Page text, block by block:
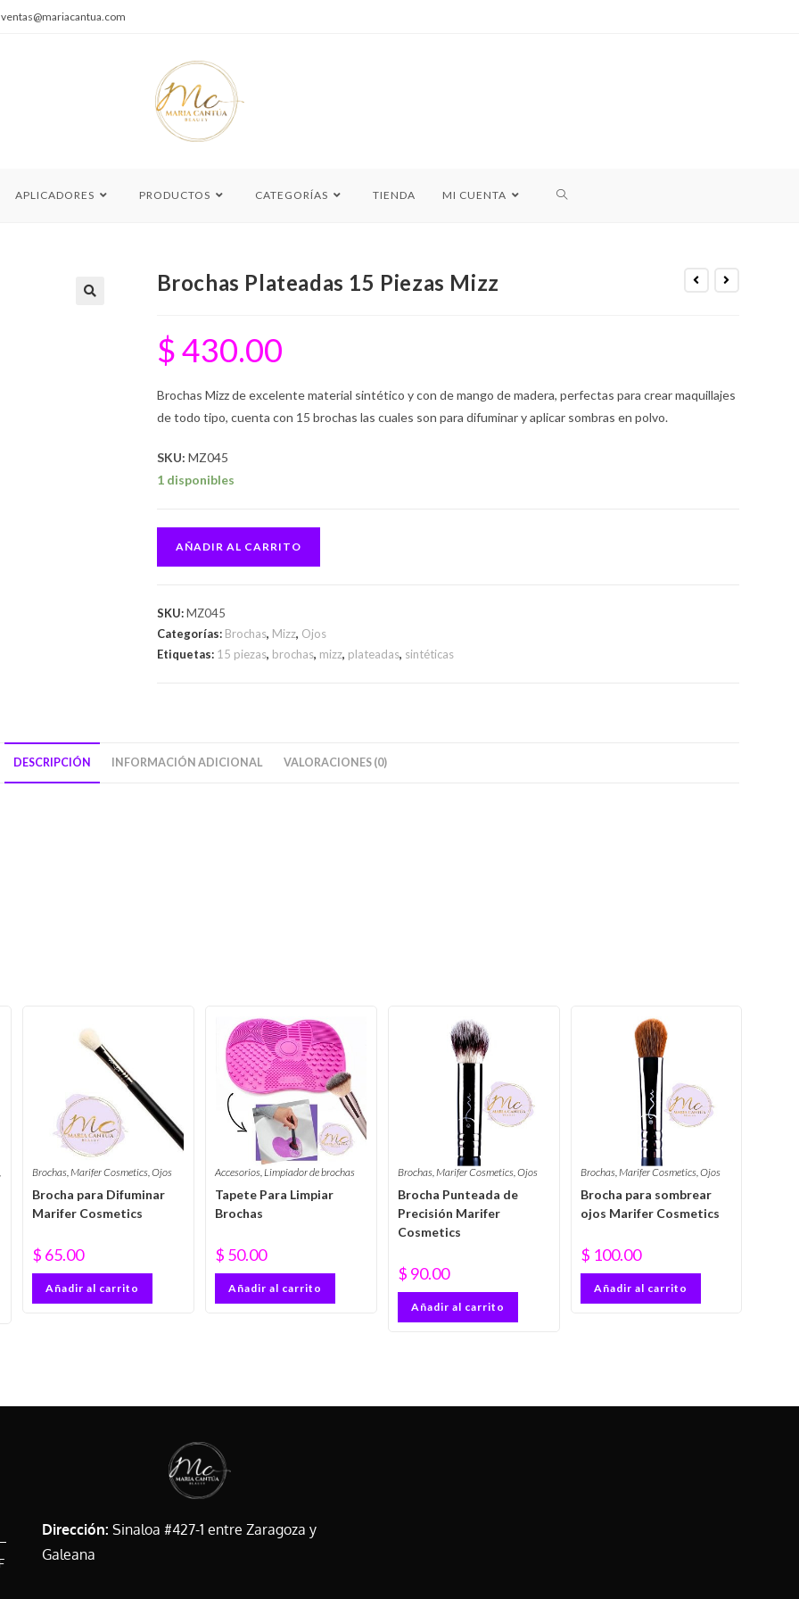
ventas@mariacantua.com
APLICADORES PRODUCTOS CATEGORÍAS TIENDA MI CUENTA
Brochas Plateadas 15 Piezas Mizz
$430.00
Brochas Mizz de excelente material sintético y con de mango de madera, perfectas para crear maquillajes
de todo tipo, cuenta con 15 brochas las cuales son para difuminar y aplicar sombras en polvo.
SKU: MZ045
1 disponibles
AÑADIR AL CARRITO
SKU:MZ045
Categorías: Brochas, Mizz, Ojos
Etiquetas: 15 piezas, brochas, mizz, plateadas, sintéticas
DESCRIPCIÓN INFORMACIÓN ADICIONAL VALORACIONES (0)
,
Brochas,Marifer Cosmetics,Ojos
Brocha para Difuminar
Marifer Cosmetics
$ 65.00
Añadir al carrito
Accesorios,Limpiador de brochas
Tapete Para Limpiar
Brochas
$ 50.00
Añadir al carrito
Brochas,Marifer Cosmetics,Ojos
Brocha Punteada de
Precisión Marifer
Cosmetics
$ 90.00
Añadir al carrito
Brochas,Marifer Cosmetics,Ojos
Brocha para sombrear
ojos Marifer Cosmetics
$ 100.00
Añadir al carrito
Dirección: Sinaloa #427-1 entre Zaragoza y
Galeana